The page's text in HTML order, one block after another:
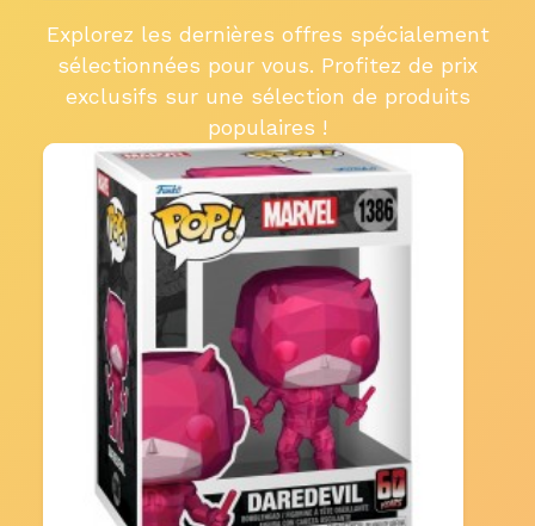
Explorez les dernières offres spécialement
sélectionnées pour vous. Profitez de prix
exclusifs sur une sélection de produits
populaires !